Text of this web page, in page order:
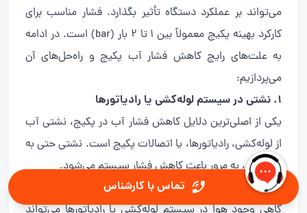
می‌تواند بر عملکرد دستگاه تأثیر بگذارد. فشار مناسب برای
کارکرد بهینه پکیج معمولاً بین ۱ تا ۲ بار (bar) است. در ادامه
به علت‌های رایج کاهش فشار آب پکیج و راه‌حل‌های آن
می‌پردازیم:
۱. نشتی در سیستم لوله‌کشی یا رادیاتورها
یکی از اصلی‌ترین دلایل کاهش فشار آب در پکیج، نشتی آب
از لوله‌کشی، رادیاتورها، یا اتصالات پکیج است. نشتی حتی به
میزان کم، به مرور باعث کاهش فشار سیستم می‌شود.
۲. هوا در سیستم تماس با کارشناس